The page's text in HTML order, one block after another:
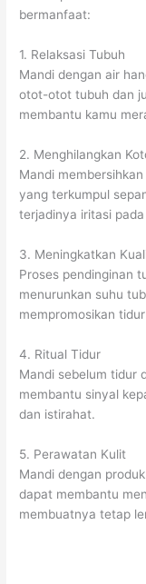
bermanfaat:
1. Relaksasi Tubuh
Mandi dengan air
otot-otot tubuh dan
membantu kamu
2. Menghilangkan
Mandi
yang terkumpul
terjadinya iritasi
3. Meningkatkan
Proses pendinginan
menurunkan suhu
mempromosikan
4. Ritual Tidur
Mandi sebelum tidur
membantu sinyal
dan istirahat.
5. Perawatan Kulit
Mandi dengan
dapat membantu
membuatnya tetap